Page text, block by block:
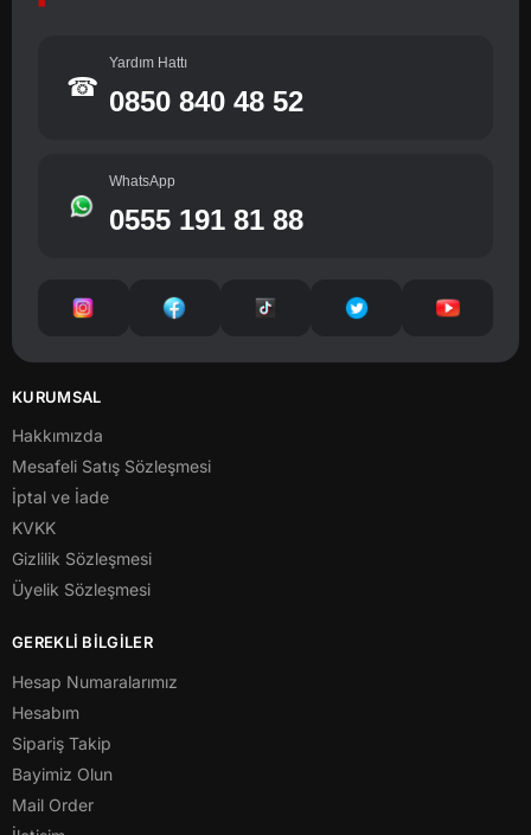
☎
Yardım Hattı
0850 840 48 52
WhatsApp
0555 191 81 88
KURUMSAL
Hakkımızda
Mesafeli Satış Sözleşmesi
İptal ve İade
KVKK
Gizlilik Sözleşmesi
Üyelik Sözleşmesi
GEREKLİ BİLGİLER
Hesap Numaralarımız
Hesabım
Sipariş Takip
Bayimiz Olun
Mail Order